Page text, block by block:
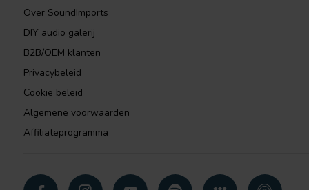
Over SoundImports
DIY audio galerij
B2B/OEM klanten
Privacybeleid
Cookie beleid
Algemene voorwaarden
Affiliateprogramma